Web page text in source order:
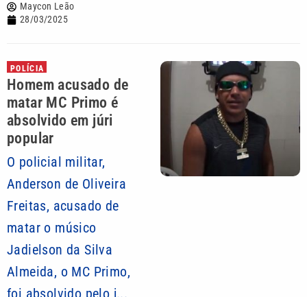
Maycon Leão
28/03/2025
POLÍCIA
Homem acusado de
matar MC Primo é
absolvido em júri
popular
O policial militar,
Anderson de Oliveira
Freitas, acusado de
matar o músico
Jadielson da Silva
Almeida, o MC Primo,
foi absolvido pelo j...